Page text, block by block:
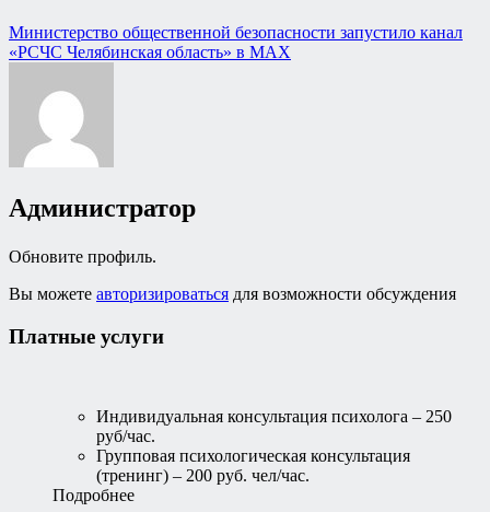
Навигация
по
записям
Министерство общественной безопасности запустило канал
«РСЧС Челябинская область» в MAX
Администратор
Обновите профиль.
Вы можете авторизироваться для возможности обсуждения
Платные услуги
Индивидуальная консультация психолога – 250
руб/час.
Групповая психологическая консультация
(тренинг) – 200 руб. чел/час.
Подробнее